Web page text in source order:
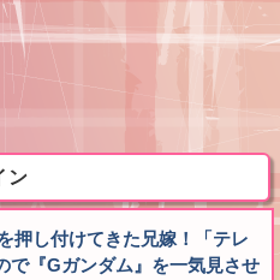
ン
押し付けてきた兄嫁！「テレ
で『Gガンダム』を一気見させ